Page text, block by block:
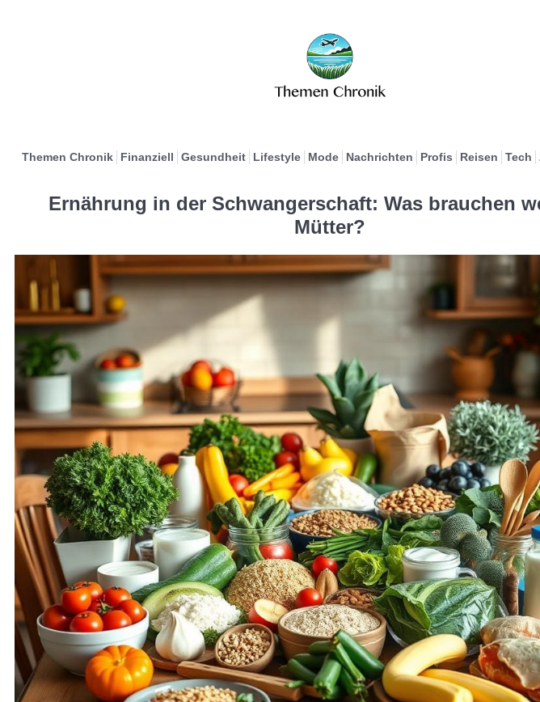
Themen Chronik Finanziell Gesundheit Lifestyle Mode Nachrichten Profis Reisen Tech
Ernährung in der Schwangerschaft: Was brauchen
Mütter?